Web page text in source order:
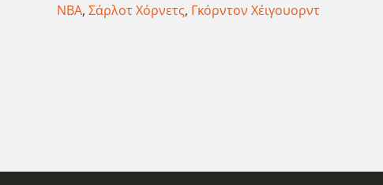
ΝΒΑ, Σάρλοτ Χόρνετς, Γκόρντον Χέιγουορντ